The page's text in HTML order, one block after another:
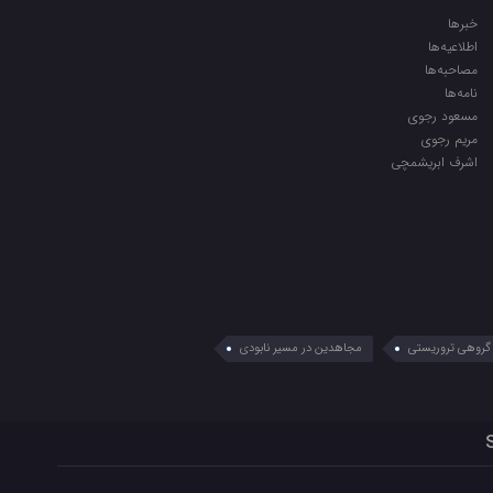
خبرها
اطلاعیه‌ها
مصاحبه‌ها
نامه‌ها
مسعود رجوی
مریم رجوی
اشرف ابریشمچی
تروریستی
مجاهدین در مسیر نابودی